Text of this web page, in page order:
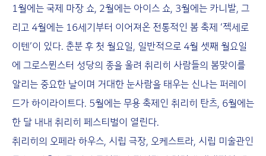
1월에는 국제 마장 쇼, 2월에는 아이스 쇼, 3월에는 카니발, 그
리고 4월에는 16세기부터 이어져온 전통적인 봄 축제 ‘젝세로
이텐’이 있다. 춘분 후 첫 월요일, 일반적으로 4월 셋째 월요일
에 그로스뮌스터 성당의 종을 울려 취리히 사람들의 봄맞이를
알리는 중요한 날이며 거대한 눈사람을 태우는 신나는 퍼레이
드가 하이라이트다. 5월에는 무용 축제인 취리히 탄츠, 6월에는
한 달 내내 취리히 페스티벌이 열린다.
취리히의 오페라 하우스, 시립 극장, 오케스트라, 시립 미술관인